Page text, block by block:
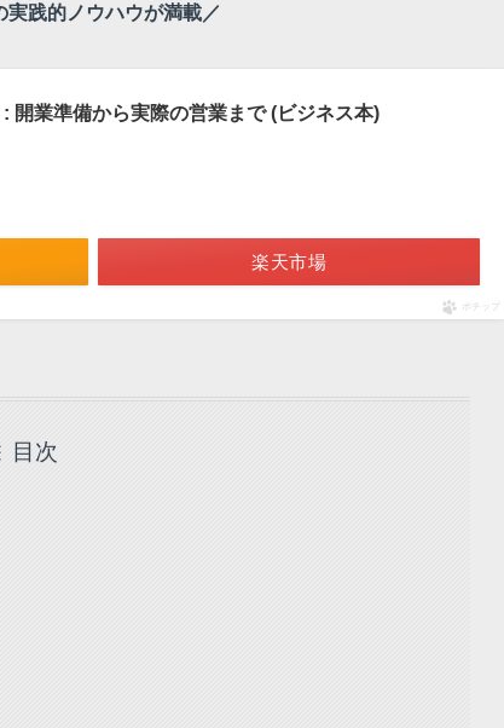
実践的ノウハウが満載／
開業準備から実際の営業まで (ビジネス本)
楽天市場
ポチップ
目次